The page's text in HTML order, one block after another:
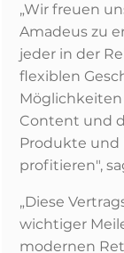
„Wir freuen
Amadeus zu
jeder in der
flexiblen
Content und
Produkte und
profitieren",
„Diese
wichtiger
modernen